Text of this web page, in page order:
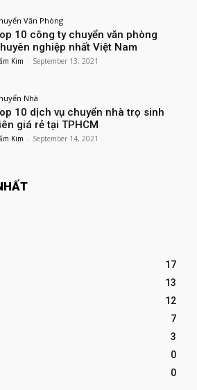
Văn Phòng
10 công ty chuyển văn phòng
nghiệp nhất Việt Nam
Kim - September 13, 2021
Nhà
10 dịch vụ chuyển nhà trọ sinh
giá rẻ tại TPHCM
Kim - September 14, 2021
17
13
12
7
3
0
0